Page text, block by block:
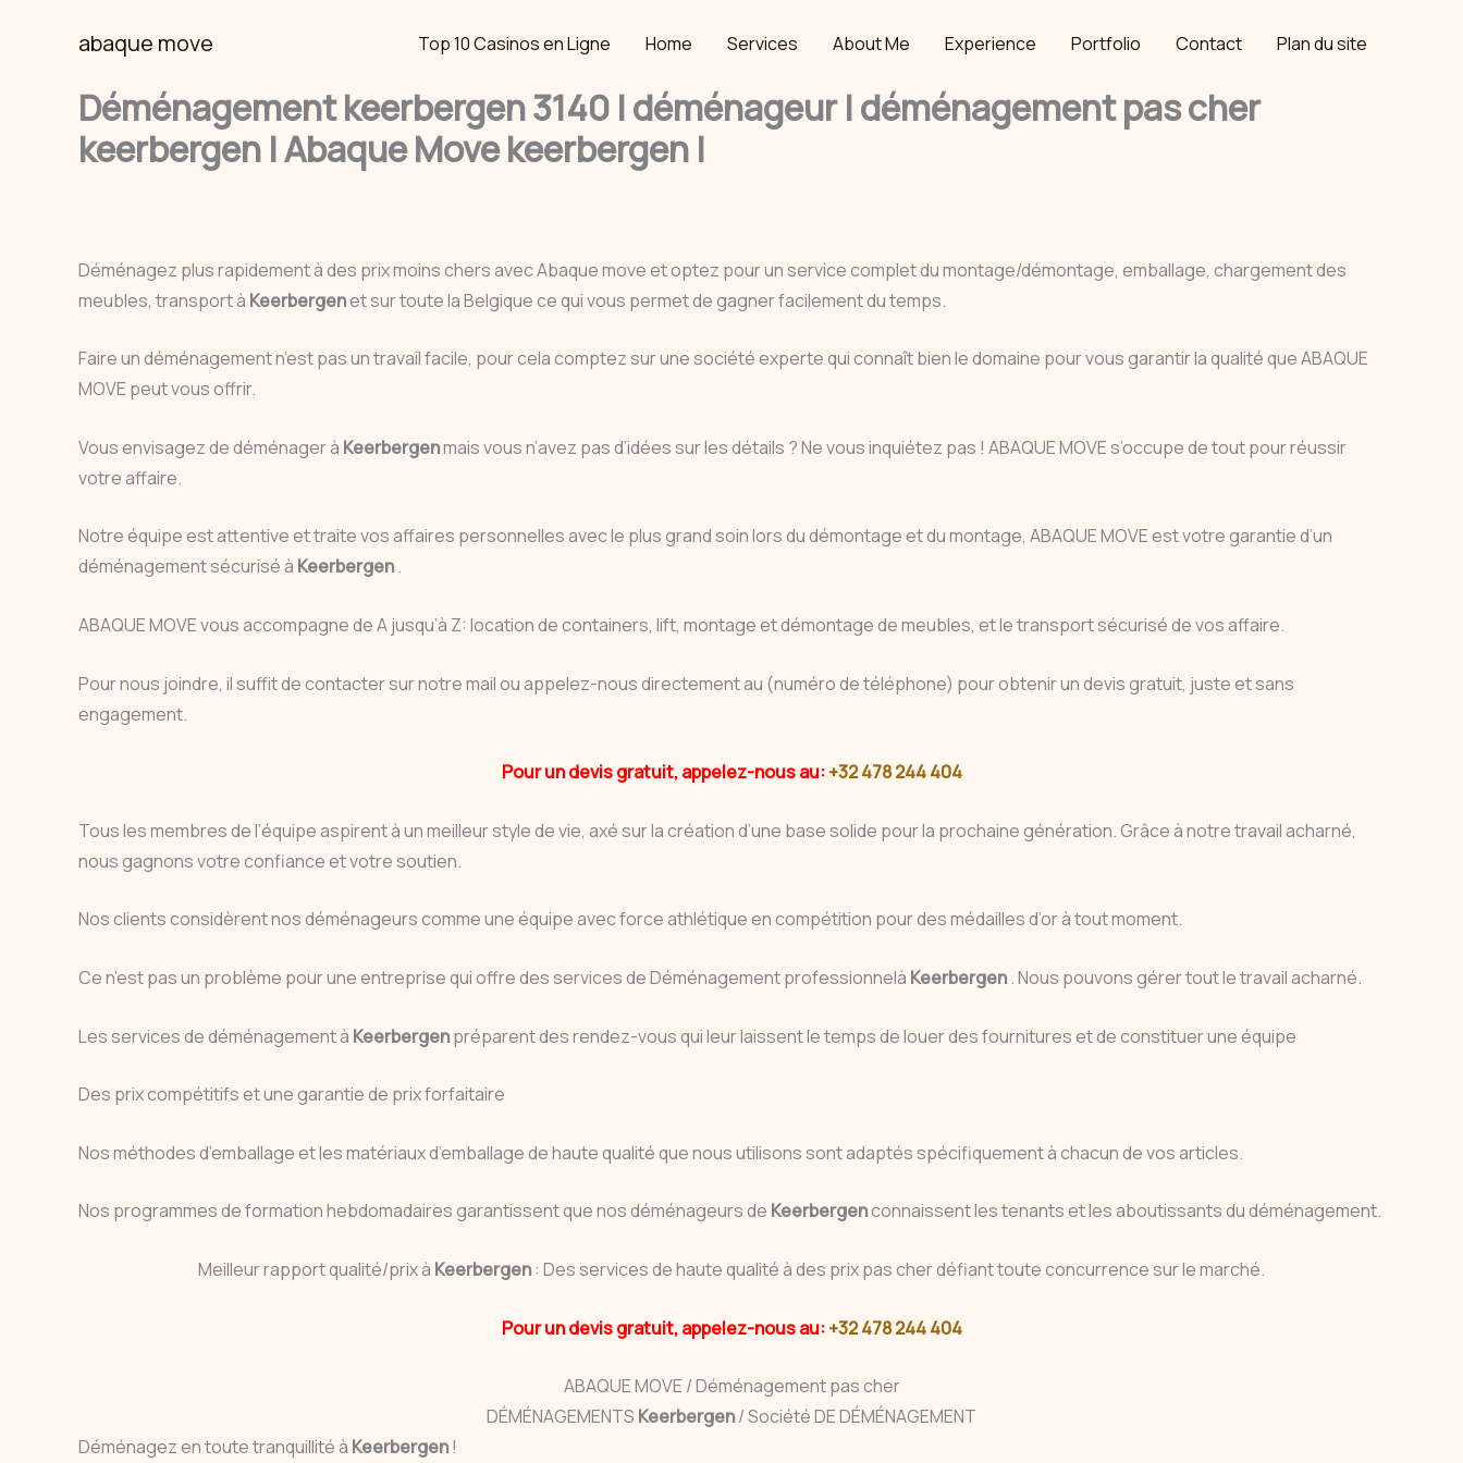
abaque move Top 10 Casinos en Ligne Home Services About Me Experience Portfolio Contact Plan du site
Déménagement keerbergen 3140 | déménageur | déménagement pas cher
keerbergen | Abaque Move keerbergen |
Déménagez plus rapidement à des prix moins chers avec Abaque move et optez pour un service complet du montage/démontage, emballage, chargement des
meubles, transport à Keerbergenet sur toute la Belgique ce qui vous permet de gagner facilement du temps.
Faire un déménagement n’est pas un travail facile, pour cela comptez sur une société experte qui connaît bien le domaine pour vous garantir la qualité que ABAQUE
MOVE peut vous offrir.
Vous envisagez de déménager à Keerbergenmais vous n’avez pas d’idées sur les détails ? Ne vous inquiétez pas ! ABAQUE MOVE s’occupe de tout pour réussir
votre affaire.
Notre équipe est attentive et traite vos affaires personnelles avec le plus grand soin lors du démontage et du montage, ABAQUE MOVE est votre garantie d’un
déménagement sécurisé à Keerbergen.
ABAQUE MOVE vous accompagne de A jusqu’à Z: location de containers, lift, montage et démontage de meubles, et le transport sécurisé de vos affaire.
Pour nous joindre, il suffit de contacter sur notre mail ou appelez-nous directement au (numéro de téléphone) pour obtenir un devis gratuit, juste et sans
engagement.
Pour un devis gratuit, appelez-nous au:+32 478 244 404
Tous les membres de l’équipe aspirent à un meilleur style de vie, axé sur la création d’une base solide pour la prochaine génération. Grâce à notre travail acharné,
nous gagnons votre confiance et votre soutien.
Nos clients considèrent nos déménageurs comme une équipe avec force athlétique en compétition pour des médailles d’or à tout moment.
Ce n’est pas un problème pour une entreprise qui offre des services de Déménagement professionnelà Keerbergen. Nous pouvons gérer tout le travail acharné.
Les services de déménagement à Keerbergenpréparent des rendez-vous qui leur laissent le temps de louer des fournitures et de constituer une équipe
Des prix compétitifs et une garantie de prix forfaitaire
Nos méthodes d’emballage et les matériaux d’emballage de haute qualité que nous utilisons sont adaptés spécifiquement à chacun de vos articles.
Nos programmes de formation hebdomadaires garantissent que nos déménageurs de Keerbergenconnaissent les tenants et les aboutissants du déménagement.
Meilleur rapport qualité/prix à Keerbergen: Des services de haute qualité à des prix pas cher défiant toute concurrence sur le marché.
Pour un devis gratuit, appelez-nous au:+32 478 244 404
ABAQUE MOVE / Déménagement pas cher
DÉMÉNAGEMENTS Keerbergen/ Société DE DÉMÉNAGEMENT
Déménagez en toute tranquillité à Keerbergen!